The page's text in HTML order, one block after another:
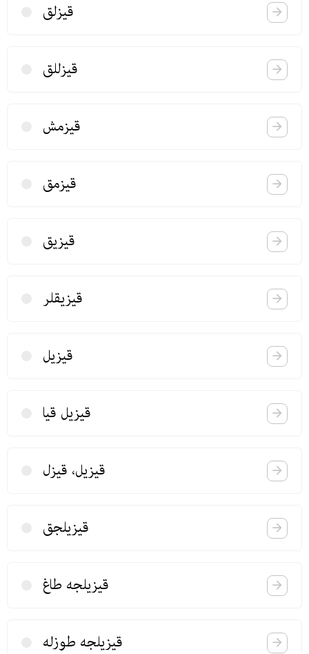
قیزلق
قیزللق
قیزمش
قیزمق
قیزیق
قیزیقلر
قیزیل
قیزیل قیا
قیزیل، قیزل
قیزیلجق
قیزیلجه طاغ
قیزیلجه طوزله